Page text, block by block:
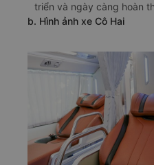
triển và ngày càng hoàn
b. Hình ảnh xe Cô Hai